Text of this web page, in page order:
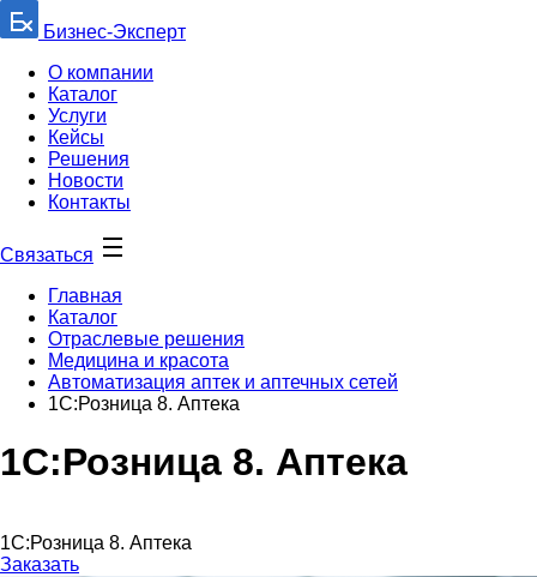
Бизнес-Эксперт
О компании
Каталог
Услуги
Кейсы
Решения
Новости
Контакты
Связаться
Главная
Каталог
Отраслевые решения
Медицина и красота
Автоматизация аптек и аптечных сетей
1С:Розница 8. Аптека
1С:Розница 8. Аптека
1С:Розница 8. Аптека
Заказать